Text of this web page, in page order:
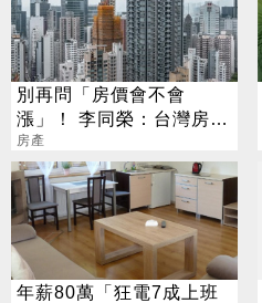
別再問「房價會不會
漲」！ 李同榮：台灣房市
全面分化新時代
房產
年薪80萬「狂電7成上班